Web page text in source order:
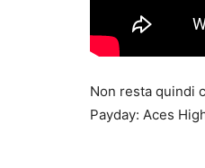
Non resta quindi
Payday: Aces